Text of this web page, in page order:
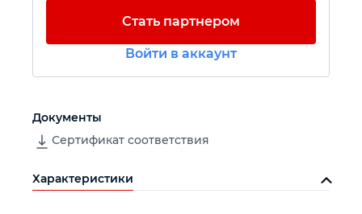
Крепежный инструмент
Прочий инструмент
Стать партнером
Войти в аккаунт
Документы
Сертификат соответствия
Характеристики